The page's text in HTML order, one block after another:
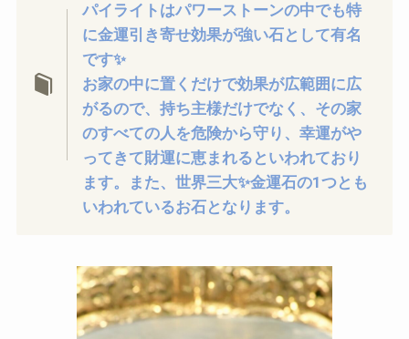
パイライトはパワーストーンの中でも特
に金運引き寄せ効果が強い石として有名
です✨
お家の中に置くだけで効果が広範囲に広
がるので、持ち主様だけでなく、その家
のすべての人を危険から守り、幸運がや
ってきて財運に恵まれるといわれており
ます。また、世界三大✨金運石の1つとも
いわれているお石となります。